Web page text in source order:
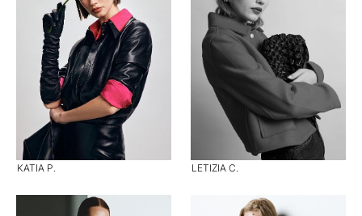
KATIA P. LETIZIA C.